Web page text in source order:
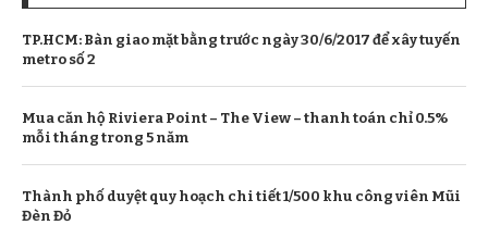
TP.HCM: Bàn giao mặt bằng trước ngày 30/6/2017 để xây tuyến
metro số 2
Mua căn hộ Riviera Point – The View – thanh toán chỉ 0.5%
mỗi tháng trong 5 năm
Thành phố duyệt quy hoạch chi tiết 1/500 khu công viên Mũi
Đèn Đỏ